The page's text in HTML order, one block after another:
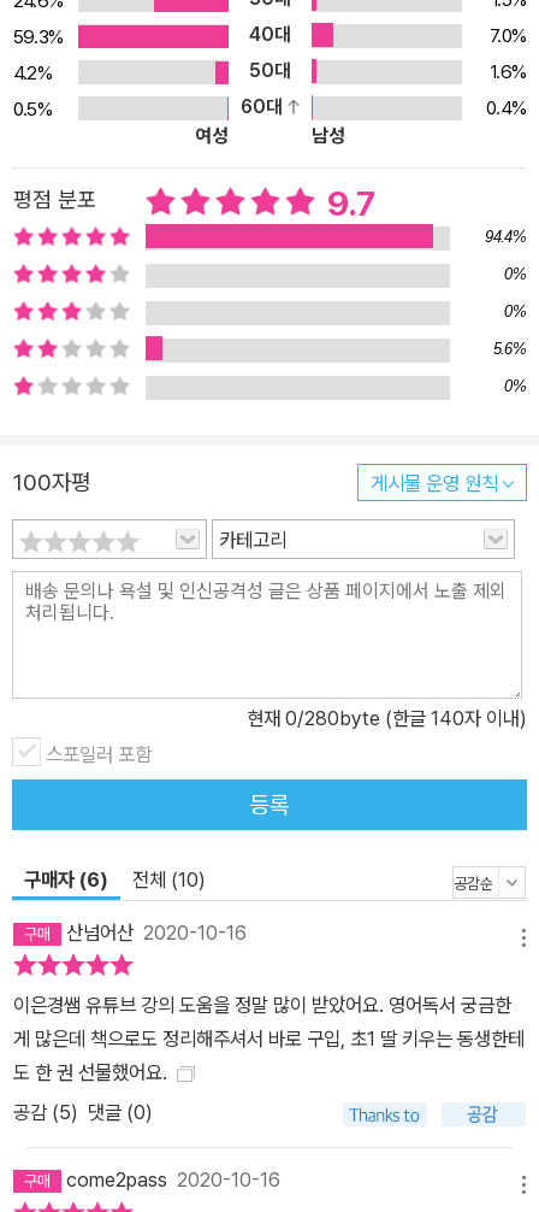
이트 워드 완성하기가 핵심이다. 2단계는 아이가 본격적으로 영어책
을 읽기 시작하는 ‘리더스북’ 단계로, 아이들의 실생활 모습을 그대로
담고 있어 공부인데도 이야기를 듣는 것처럼 재미있게 읽을 수 있는
ORT 교재를 중심으로 차근차근 독서 레벨을 높여준다. 3단계는 아
직 긴 호흡의 글을 소화하기 어려운 아이들이 짧게 끊어 읽을 수 있도
추천 목록을 수준, 주제, 성별 등에 따라 다양하게 소개한다. 저자는
챕터북을 편안하게 읽어내는 것을 초등 시기의 마지막 목표로 세우
고, 부쩍 두껍고 어려워지는 4단계 ‘영어 소설’을 시작할 때는 ‘제대
로 재밌는 한 권’을 찾는 일에 공을 들일 것을 권한다. 이 시기는 다독
이 큰 의미가 없으며, 재밌게 스스로 읽어본 경험이 있어야 영어 독서
를 지속할 수 있다고 강조하면서, 영어 소설 읽기가 자리 잡히는 과정
어·문장·문법 모두 해결 모둠 친구들과 단어 카드를 뒤집으며 즐거운
영어를 하던 아이들은 중학생이 되어 교과서 본문을 외우고 영어로
글을 써내야 하는 갑작스러운 상황을 만나게 된다. 이를 대비해 많은
초등맘들이 일찍부터 아이에게 단어 암기, 문제집 풀이, 문법 공부를
시키는 것이다. 그런데 ‘영어책 읽기 독립’이 되면 초등과 중등의 영어
해하며, 책 전체의 스토리를 파악할 수 있다는 의미다. 책읽기를 통해
단어를 습득하고 문장의 구조를 익힌다면 따로 단어를 외우거나 문법
을 공부할 필요가 없어진다. 반복해서 읽는 과정에서 모국어를 배우
듯 자연스럽게 언어 실력이 성장하기 때문이다. 따라서 학습 영어의
물론 대학 입시, 취업, 승진, 여행까지 아이의 앞날에 실제로 쓰이는
무기로서의 영어 실력을 완성할 수 있다. 영어책으로 수준을 높여가
는 과정이 지루하고 비효율적으로 보일수도 있지만 큰 그림을 그리며
멀리 넓게 보는 호흡이 필요한 이유다. 아이의 영어 독서 독립을 앞당
기고 공부 습관을 단단히 잡아줄 핵심 자료 수록 처음으로 아이의 영
어 교육을 시작하려는 엄마들은 넘쳐나는 정보 속에서 길을 잃게 된
못해서 저지른 실수를 회복하는 데 3년이 넘게 걸렸다. 저자의 경험
영상이 필요하지 않았다. 제대로 재미있는 한 권의 책과 한 편의 영상
59.3%
40대
7.0%
4.2%
50대
1.6%
0.5%
60대
0.4%
여성
남성
평점 분포 9.7
94.4%
0%
0%
5.6%
0%
100자평 게시물 운영 원칙
카테고리
현재 0/280byte (한글 140자 이내)
스포일러 포함
등록
구매자 (6) 전체 (10)
산넘어산 2020-10-16
이은경쌤 유튜브 강의 도움을 정말 많이 받았어요. 영어독서 궁금한
게 많은데 책으로도 정리해주셔서 바로 구입, 초1 딸 키우는 동생한테
도 한 권 선물했어요.
공감 (5) 댓글 (0)
come2pass 2020-10-16